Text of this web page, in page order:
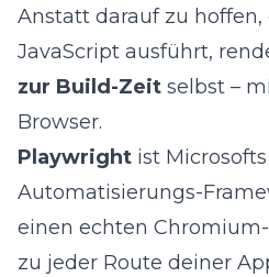
Anstatt darauf zu hoffen,
JavaScript ausführt,
zur Build-Zeit selbst –
Browser.
Playwright ist
Automatisierungs-
einen echten
zu jeder Route deiner